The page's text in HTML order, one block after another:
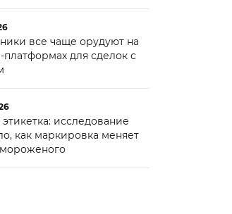
все чаще орудуют на
платформах для сделок с
этикетка: исследование
как маркировка меняет